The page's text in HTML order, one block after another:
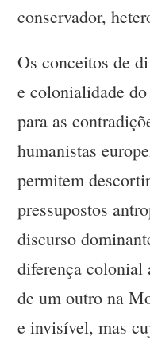
conservador,
Os conceitos de
e colonialidade
para as
humanistas
permitem
pressupostos
discurso
diferença colonial
de um outro na
e invisível, mas